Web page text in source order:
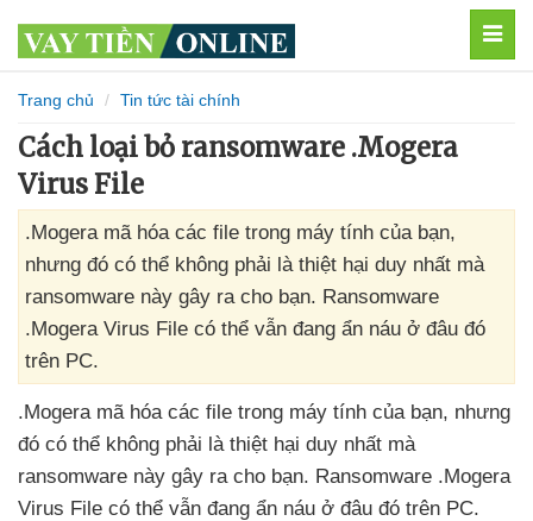
Trang chủ Tin tức tài chính
Cách loại bỏ ransomware .Mogera
Virus File
.Mogera mã hóa các file trong máy tính của bạn,
nhưng đó có thể không phải là thiệt hại duy nhất mà
ransomware này gây ra cho bạn. Ransomware
.Mogera Virus File có thể vẫn đang ẩn náu ở đâu đó
trên PC.
.Mogera mã hóa các file trong máy tính của bạn, nhưng
đó có thể không phải là thiệt hại duy nhất mà
ransomware này gây ra cho bạn. Ransomware .Mogera
Virus File có thể vẫn đang ẩn náu ở đâu đó trên PC.